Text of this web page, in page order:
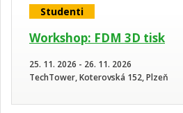
Studenti
Workshop: FDM 3D tisk
25. 11. 2026 - 26. 11. 2026
TechTower, Koterovská 152, Plzeň